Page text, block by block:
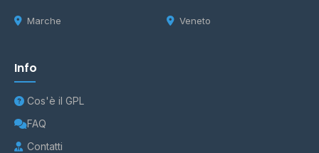
Marche Veneto
Info
Cos'è il GPL
FAQ
Contatti